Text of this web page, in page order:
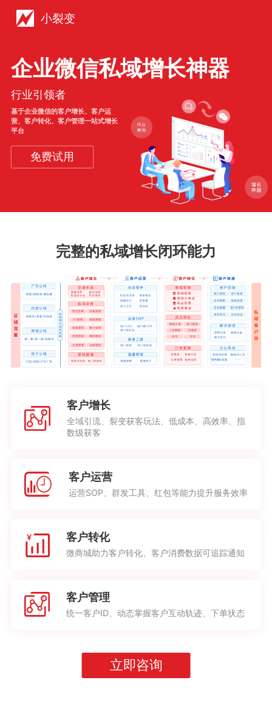
小裂变
企业微信私域增长神器
行业引领者
基于企业微信的客户增长、客户运
营、客户转化、客户管理一站式增长
平台
免费试用
完整的私域增长闭环能力
客户增长
全域引流、裂变获客玩法、低成本、高效率、指
数级获客
客户运营
运营SOP、群发工具、红包等能力提升服务效率
客户转化
微商城助力客户转化、客户消费数据可追踪通知
客户管理
统一客户ID、动态掌握客户互动轨迹、下单状态
立即咨询